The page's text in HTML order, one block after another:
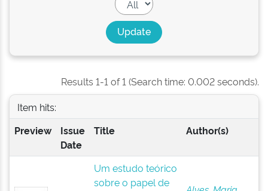
Results 1-1 of 1 (Search time: 0.002 seconds).
Item hits:
Preview
Issue
Date
Title Author(s)
Um estudo teórico
sobre o papel de